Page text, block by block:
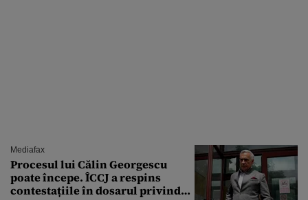
Mediafax
Procesul lui Călin Georgescu
poate începe. ÎCCJ a respins
contestațiile în dosarul privind